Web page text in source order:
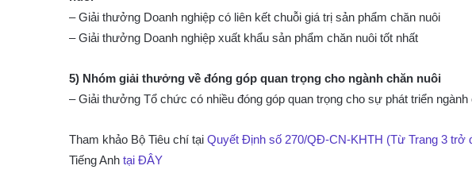
– Giải thưởng Doanh nghiệp có liên kết chuỗi giá trị sản phẩm chăn nuôi
– Giải thưởng Doanh nghiệp xuất khẩu sản phẩm chăn nuôi tốt nhất
5) Nhóm giải thưởng về đóng góp quan trọng cho ngành chăn nuôi
– Giải thưởng Tổ chức có nhiều đóng góp quan trọng cho sự phát triển ngành
Tham khảo Bộ Tiêu chí tại Quyết Định số 270/QĐ-CN-KHTH (Từ Trang 3 trở
Tiếng Anh tại ĐÂY